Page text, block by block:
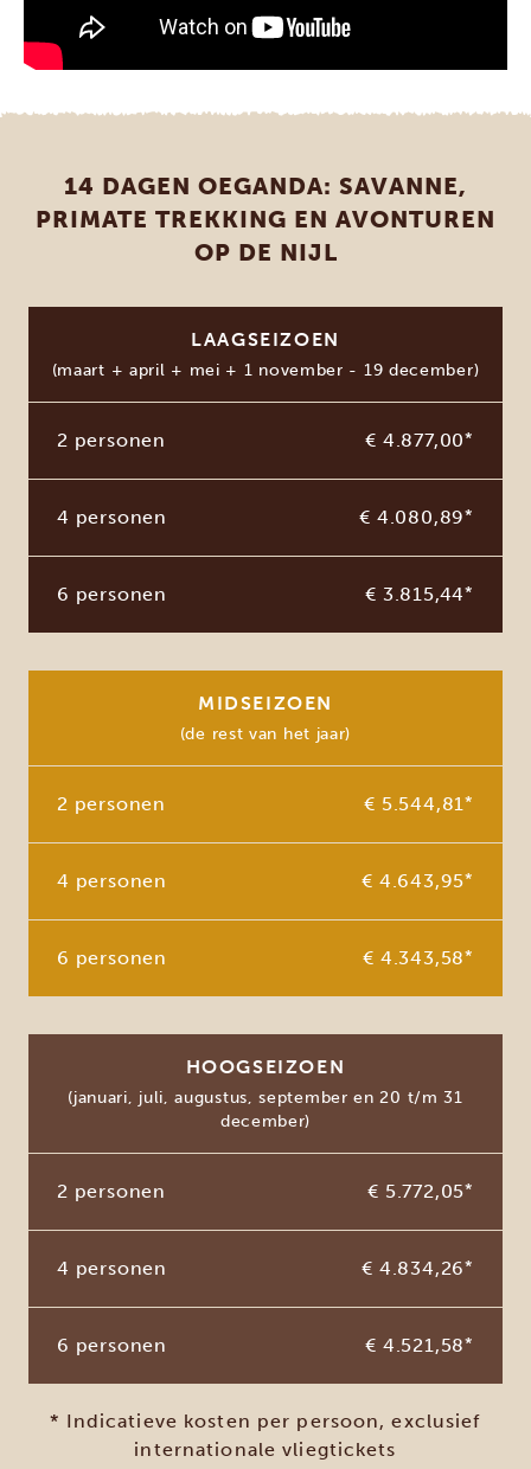
14 DAGEN OEGANDA: SAVANNE,
PRIMATE TREKKING EN AVONTUREN
OP DE NIJL
LAAGSEIZOEN
(maart + april + mei + 1 november - 19 december)
2 personen € 4.877,00*
4 personen € 4.080,89*
6 personen € 3.815,44*
MIDSEIZOEN
(de rest van het jaar)
2 personen € 5.544,81*
4 personen € 4.643,95*
6 personen € 4.343,58*
HOOGSEIZOEN
(januari, juli, augustus, september en 20 t/m 31
december)
2 personen € 5.772,05*
4 personen € 4.834,26*
6 personen € 4.521,58*
* Indicatieve kosten per persoon, exclusief
internationale vliegtickets